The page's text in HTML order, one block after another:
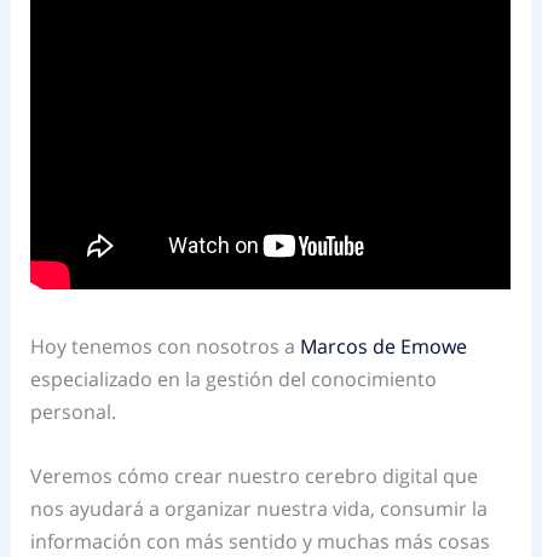
Hoy tenemos con nosotros a Marcos de Emowe
especializado en la gestión del conocimiento
personal.
Veremos cómo crear nuestro cerebro digital que
nos ayudará a organizar nuestra vida, consumir la
información con más sentido y muchas más cosas